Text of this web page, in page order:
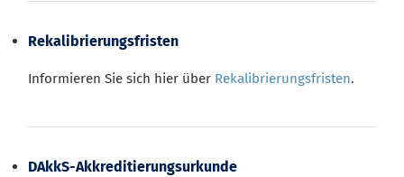
Rekalibrierungsfristen
Informieren Sie sich hier über Rekalibrierungsfristen.
DAkkS-Akkreditierungsurkunde